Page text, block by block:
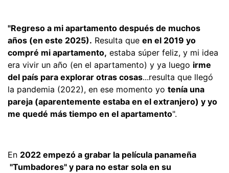
"Regreso a mi apartamento después de muchos
años (en este 2025). Resulta que en el 2019 yo
compré mi apartamento, estaba súper feliz, y mi idea
era vivir un año (en el apartamento) y ya luego irme
del país para explorar otras cosas...resulta que llegó
la pandemia (2022), en ese momento yo tenía una
pareja (aparentemente estaba en el extranjero) y yo
me quedé más tiempo en el apartamento".
En 2022 empezó a grabar la película panameña
"Tumbadores" y para no estar sola en su